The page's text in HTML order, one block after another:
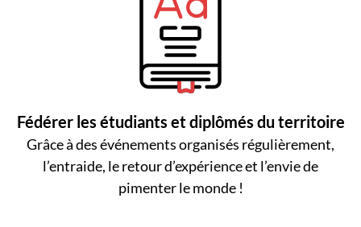
Fédérer les étudiants et diplômés du territoire
Grâce à des événements organisés régulièrement,
l’entraide, le retour d’expérience et l’envie de
pimenter le monde !